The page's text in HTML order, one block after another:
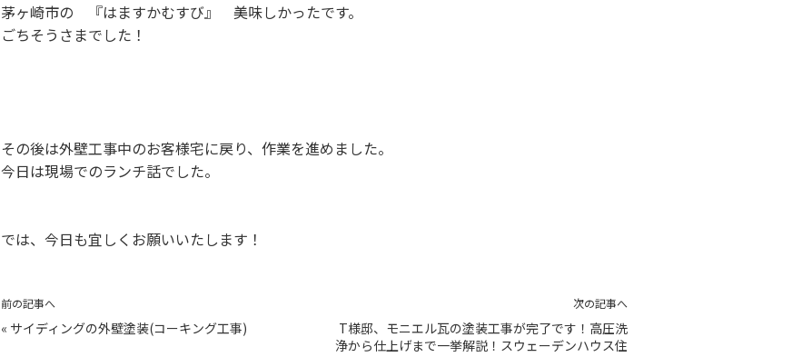
茅ヶ崎市の 『はますかむすび』 美味しかったです。
ごちそうさまでした！
その後は外壁工事中のお客様宅に戻り、作業を進めました。
今日は現場でのランチ話でした。
では、今日も宜しくお願いいたします！
前の記事へ
« サイディングの外壁塗装(コーキング工事)
次の記事へ
T様邸、モニエル瓦の塗装工事が完了です！高圧洗
浄から仕上げまで一挙解説！スウェーデンハウス住